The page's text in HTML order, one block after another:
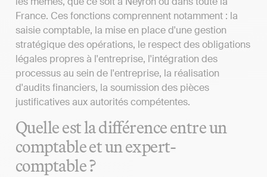
France. Ces fonctions comprennent notamment : la
saisie comptable, la mise en place d'une gestion
stratégique des opérations, le respect des obligations
légales propres à l'entreprise, l'intégration des
processus au sein de l'entreprise, la réalisation
d'audits financiers, la soumission des pièces
justificatives aux autorités compétentes.
Quelle est la différence entre un
comptable et un expert-
comptable ?